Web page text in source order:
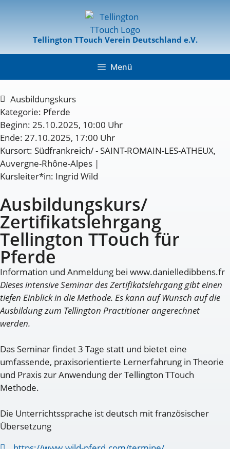
Tellington TTouch Verein Deutschland e.V.
Menü
Ausbildungskurs
Kategorie: Pferde
Beginn: 25.10.2025, 10:00 Uhr
Ende: 27.10.2025, 17:00 Uhr
Kursort: Südfrankreich/ - SAINT-ROMAIN-LES-ATHEUX,
Auvergne-Rhône-Alpes |
Kursleiter*in: Ingrid Wild
Ausbildungskurs/
Zertifikatslehrgang
Tellington TTouch für
Pferde
Information und Anmeldung bei www.danielledibbens.fr
Dieses intensive Seminar des Zertifikatslehrgang gibt einen
tiefen Einblick in die Methode. Es kann auf Wunsch auf die
Ausbildung zum Tellington Practitioner angerechnet
werden.
Das Seminar findet 3 Tage statt und bietet eine
umfassende, praxisorientierte Lernerfahrung in Theorie
und Praxis zur Anwendung der Tellington TTouch
Methode.
Die Unterrichtssprache ist deutsch mit französischer
Übersetzung